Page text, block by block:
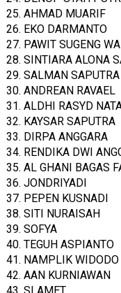
25. AHMAD MUARIF
26. EKO DARMANTO
27. PAWIT SUGENG
28. SINTIARA ALONA
29. SALMAN SAPUTRA
30. ANDREAN RAVAEL
31. ALDHI RASYD
32. KAYSAR SAPUTRA
33. DIRPA ANGGARA
34. RENDIKA DWI
35. AL GHANI BAGAS
36. JONDRIYADI
37. PEPEN KUSNADI
38. SITI NURAISAH
39. SOFYA
40. TEGUH ASPIANTO
41. NAMPLIK WIDODO
42. AAN KURNIAWAN